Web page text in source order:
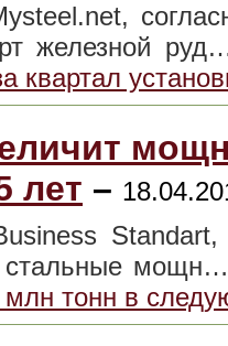
железной
квартал
лет –
стальные
тонн в